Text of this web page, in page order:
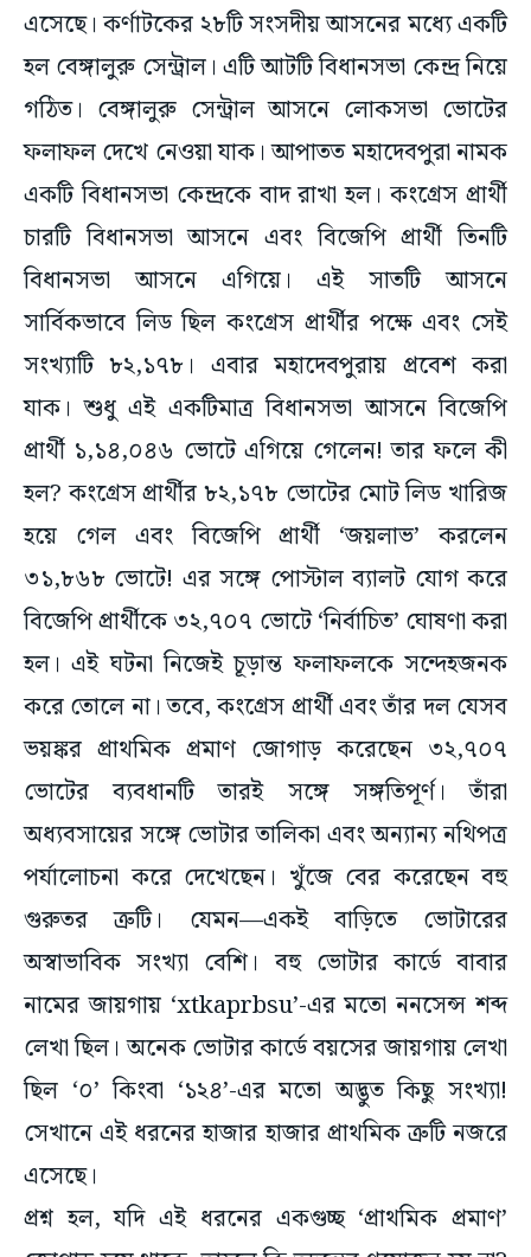
হল বেঙ্গালুরু সেন্ট্রাল। এটি আটটি বিধানসভা কেন্দ্র নিয়ে
গঠিত। বেঙ্গালুরু সেন্ট্রাল আসনে লোকসভা ভোটের
ফলাফল দেখে নেওয়া যাক। আপাতত মহাদেবপুরা নামক
একটি বিধানসভা কেন্দ্রকে বাদ রাখা হল। কংগ্রেস প্রার্থী
চারটি বিধানসভা আসনে এবং বিজেপি প্রার্থী তিনটি
বিধানসভা আসনে এগিয়ে। এই সাতটি আসনে
সার্বিকভাবে লিড ছিল কংগ্রেস প্রার্থীর পক্ষে এবং সেই
সংখ্যাটি ৮২,১৭৮। এবার মহাদেবপুরায় প্রবেশ করা
যাক। শুধু এই একটিমাত্র বিধানসভা আসনে বিজেপি
প্রার্থী ১,১৪,০৪৬ ভোটে এগিয়ে গেলেন! তার ফলে কী
হল? কংগ্রেস প্রার্থীর ৮২,১৭৮ ভোটের মোট লিড খারিজ
হয়ে গেল এবং বিজেপি প্রার্থী ‘জয়লাভ’ করলেন
৩১,৮৬৮ ভোটে! এর সঙ্গে পোস্টাল ব্যালট যোগ করে
বিজেপি প্রার্থীকে ৩২,৭০৭ ভোটে ‘নির্বাচিত’ ঘোষণা করা
হল। এই ঘটনা নিজেই চূড়ান্ত ফলাফলকে সন্দেহজনক
করে তোলে না। তবে, কংগ্রেস প্রার্থী এবং তাঁর দল যেসব
ভয়ঙ্কর প্রাথমিক প্রমাণ জোগাড় করেছেন ৩২,৭০৭
ভোটের ব্যবধানটি তারই সঙ্গে সঙ্গতিপূর্ণ। তাঁরা
অধ্যবসায়ের সঙ্গে ভোটার তালিকা এবং অন্যান্য নথিপত্র
পর্যালোচনা করে দেখেছেন। খুঁজে বের করেছেন বহু
গুরুতর ত্রুটি। যেমন—একই বাড়িতে ভোটারের
অস্বাভাবিক সংখ্যা বেশি। বহু ভোটার কার্ডে বাবার
নামের জায়গায় ‘xtkaprbsu’-এর মতো ননসেন্স শব্দ
লেখা ছিল। অনেক ভোটার কার্ডে বয়সের জায়গায় লেখা
ছিল ‘০’ কিংবা ‘১২৪’-এর মতো অদ্ভুত কিছু সংখ্যা!
সেখানে এই ধরনের হাজার হাজার প্রাথমিক ত্রুটি নজরে
এসেছে।
প্রশ্ন হল, যদি এই ধরনের একগুচ্ছ ‘প্রাথমিক প্রমাণ’
জোগাড় হয়ে থাকে, তাহলে কি তদন্তের প্রয়োজন হয় না?